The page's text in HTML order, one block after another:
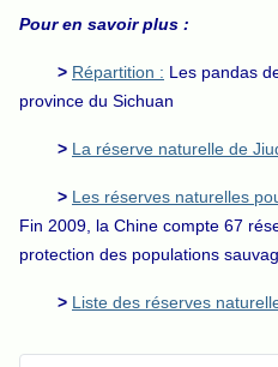
Pour en savoir plus :
> Répartition : Les pandas
province du Sichuan
> La réserve naturelle de
> Les réserves naturelles
Fin 2009, la Chine compte 67
protection des populations
> Liste des réserves